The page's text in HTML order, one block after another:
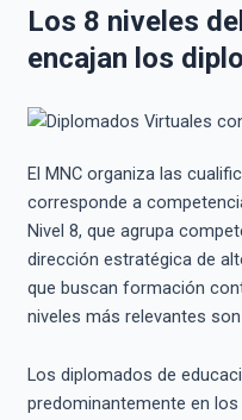
Los 8 niveles
encajan los
El MNC organiza las
corresponde a
Nivel 8, que agrupa
dirección estratégica de
que buscan formación
niveles más relevantes son
Los diplomados de
predominantemente en los